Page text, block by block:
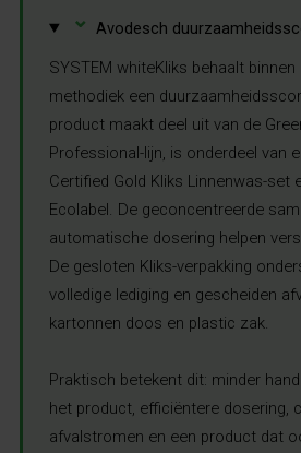
⌄ Avodesch
SYSTEM whiteKliks behaalt
methodiek een
product maakt deel uit van de
Professional-lijn, is onderdeel van
Certified Gold Kliks Linnenwas-set
Ecolabel. De geconcentreerde
automatische dosering helpen
De gesloten Kliks-verpakking
volledige lediging en gescheiden
kartonnen doos en plastic zak.
Praktisch betekent dit: minder
het product, efficiëntere dosering,
afvalstromen en een product dat